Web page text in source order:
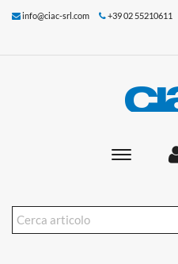
info@ciac-srl.com +39 02 55210611
Toggle